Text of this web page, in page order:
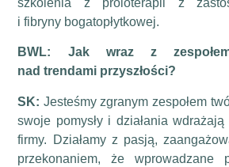
szkolenia z proloterapii z
i fibryny bogatopłytkowej.
BWL:
Jak wraz z
nad trendami przyszłości?
SK: Jesteśmy zgranym zespołem
swoje pomysły i działania
firmy. Działamy z pasją,
przekonaniem, że wprowadzane